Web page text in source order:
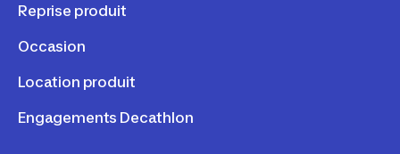
Reprise produit
Occasion
Location produit
Engagements Decathlon